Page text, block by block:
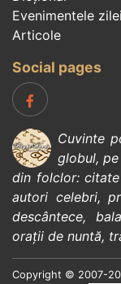
Evenimentele zilei
Articole
Social pages
Cuvinte
globul,
din folclor:
autori celebri,
descântece,
orații de nuntă,
Copyright © 2007-